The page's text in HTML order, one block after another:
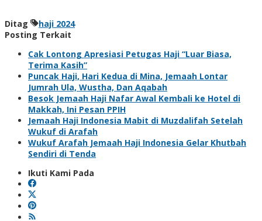
Ditag
haji 2024
Posting Terkait
Cak Lontong Apresiasi Petugas Haji “Luar Biasa,
Terima Kasih”
Puncak Haji, Hari Kedua di Mina, Jemaah Lontar
Jumrah Ula, Wustha, Dan Aqabah
Besok Jemaah Haji Nafar Awal Kembali ke Hotel di
Makkah, Ini Pesan PPIH
Jemaah Haji Indonesia Mabit di Muzdalifah Setelah
Wukuf di Arafah
Wukuf Arafah Jemaah Haji Indonesia Gelar Khutbah
Sendiri di Tenda
Ikuti Kami Pada